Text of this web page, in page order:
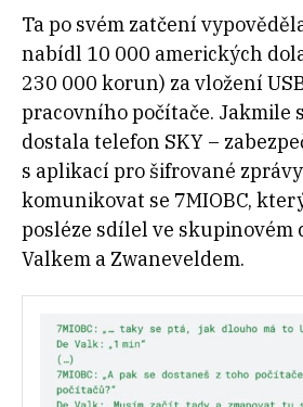
Ta po svém zatčení
nabídl 10 000 amerických
230 000 korun) za vložení
pracovního počítače. Jakmile
dostala telefon SKY –
s aplikací pro šifrované
komunikovat se 7MIOBC,
posléze sdílel ve skupinovém
Valkem a Zwaneveldem.